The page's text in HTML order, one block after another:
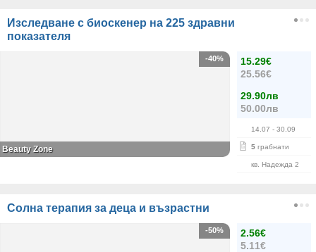
Изследване с биоскенер на 225 здравни
показателя
15.29€
25.56€
29.90лв
50.00лв
14.07 - 30.09
5 грабнати
кв. Надежда 2
-40%
Beauty Zone
Солна терапия за деца и възрастни
2.56€
5.11€
-50%